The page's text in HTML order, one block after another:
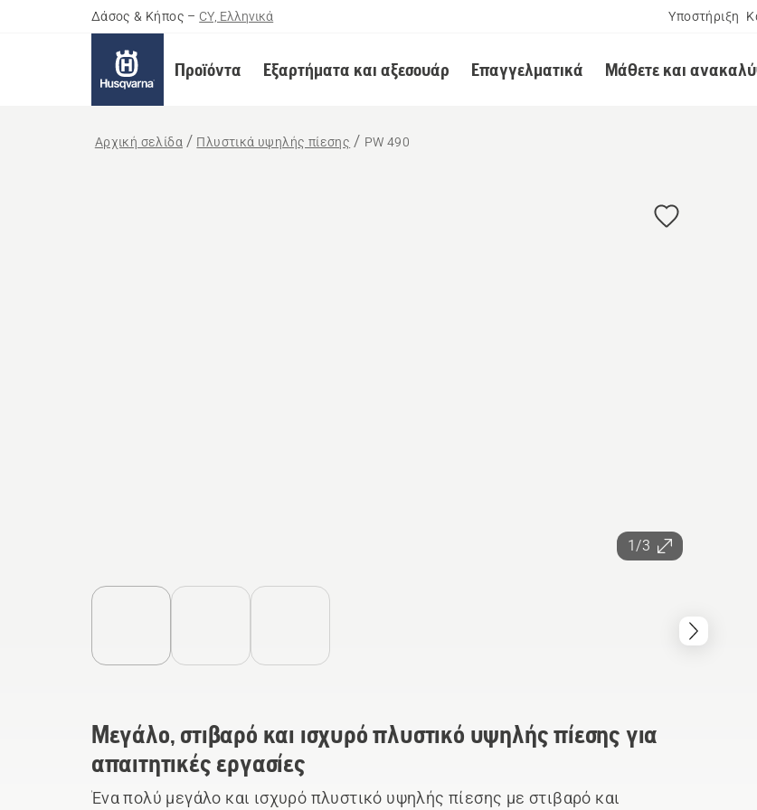
Δάσος & Κήπος – CY, Ελληνικά Υποστήριξη
Προϊόντα Εξαρτήματα και αξεσουάρ Επαγγελματικά Μάθετε και
Αρχική σελίδα Πλυστικά υψηλής πίεσης PW 490
1/3
Μεγάλο, στιβαρό και ισχυρό πλυστικό υψηλής πίεσης για
απαιτητικές εργασίες
Ένα πολύ μεγάλο και ισχυρό πλυστικό υψηλής πίεσης με στιβαρό και